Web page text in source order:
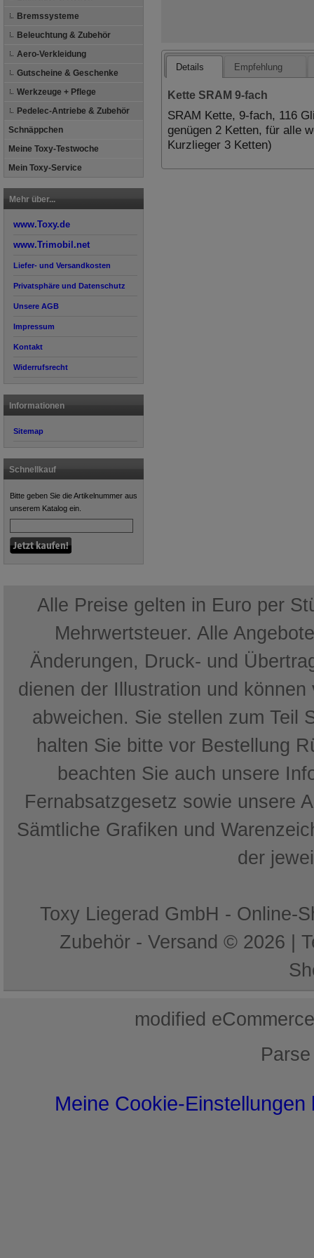
Bremssysteme
Beleuchtung & Zubehör
Aero-Verkleidung
Gutscheine & Geschenke
Werkzeuge + Pflege
Pedelec-Antriebe & Zubehör
Schnäppchen
Meine Toxy-Testwoche
Mein Toxy-Service
Mehr über...
www.Toxy.de
www.Trimobil.net
Liefer- und Versandkosten
Privatsphäre und Datenschutz
Unsere AGB
Impressum
Kontakt
Widerrufsrecht
Informationen
Sitemap
Schnellkauf
Bitte geben Sie die Artikelnummer aus
unserem Katalog ein.
Details Empfehlung
Kette SRAM 9-fach
SRAM Kette, 9-fach, 116
genügen 2 Ketten, für alle
Kurzlieger 3 Ketten)
Alle Preise gelten in Euro per
Mehrwertsteuer. Alle
Änderungen, Druck- und
dienen der Illustration und
abweichen. Sie stellen zum Teil
halten Sie bitte vor Bestellung
beachten Sie auch unsere
Fernabsatzgesetz sowie unsere
Sämtliche Grafiken und
der
Toxy Liegerad GmbH - Online-
Zubehör - Versand © 2026 |
mod ified
Meine Cookie-